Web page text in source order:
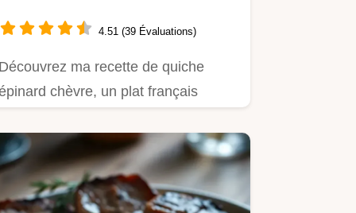
4.51 (39 Évaluations)
ma recette de quiche
chèvre, un plat français